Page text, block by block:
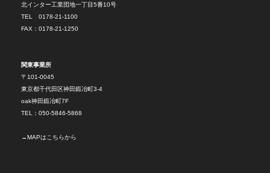
北インター工業団地一丁目5番10号
TEL 0178-21-1100
FAX：0178-21-1250
関東事業所
〒101-0045
東京都千代田区神田鍛冶町3-4
oak神田鍛冶町7F
TEL：050-5846-5868
→MAPはこちらから